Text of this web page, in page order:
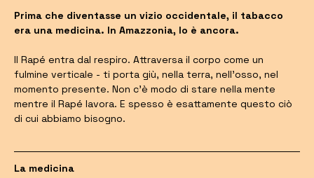
Prima che diventasse un vizio occidentale, il tabacco
era una medicina. In Amazzonia, lo è ancora.
Il Rapé entra dal respiro. Attraversa il corpo come un
fulmine verticale - ti porta giù, nella terra, nell'osso, nel
momento presente. Non c'è modo di stare nella mente
mentre il Rapé lavora. E spesso è esattamente questo ciò
di cui abbiamo bisogno.
La medicina